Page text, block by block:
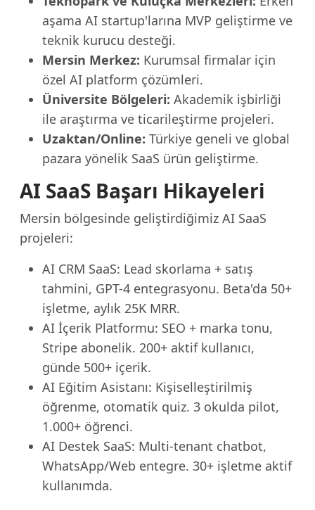
aşama AI startup'larına MVP geliştirme ve
teknik kurucu desteği.
Mersin Merkez: Kurumsal firmalar için
özel AI platform çözümleri.
Üniversite Bölgeleri: Akademik işbirliği
ile araştırma ve ticarileştirme projeleri.
Uzaktan/Online: Türkiye geneli ve global
pazara yönelik SaaS ürün geliştirme.
AI SaaS Başarı Hikayeleri
Mersin bölgesinde geliştirdiğimiz AI SaaS
projeleri:
AI CRM SaaS: Lead skorlama + satış
tahmini, GPT-4 entegrasyonu. Beta'da 50+
işletme, aylık 25K MRR.
AI İçerik Platformu: SEO + marka tonu,
Stripe abonelik. 200+ aktif kullanıcı,
günde 500+ içerik.
AI Eğitim Asistanı: Kişiselleştirilmiş
öğrenme, otomatik quiz. 3 okulda pilot,
1.000+ öğrenci.
AI Destek SaaS: Multi-tenant chatbot,
WhatsApp/Web entegre. 30+ işletme aktif
kullanımda.